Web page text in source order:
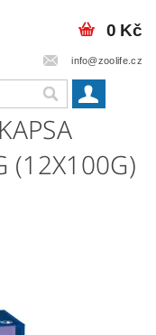
info@zoolife.cz
0 Kč
(12X100G)